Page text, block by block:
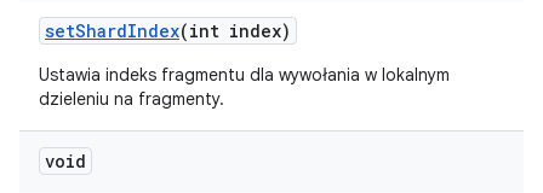
setShardIndex(int index)
Ustawia indeks fragmentu dla wywołania w lokalnym
dzieleniu na fragmenty.
void